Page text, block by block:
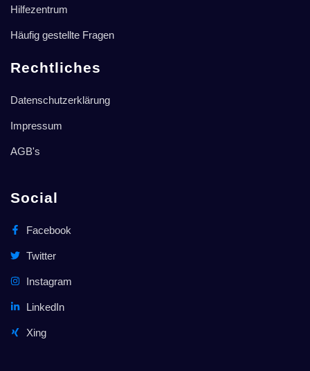
Hilfezentrum
Häufig gestellte Fragen
Rechtliches
Datenschutzerklärung
Impressum
AGB's
Social
Facebook
Twitter
Instagram
LinkedIn
Xing